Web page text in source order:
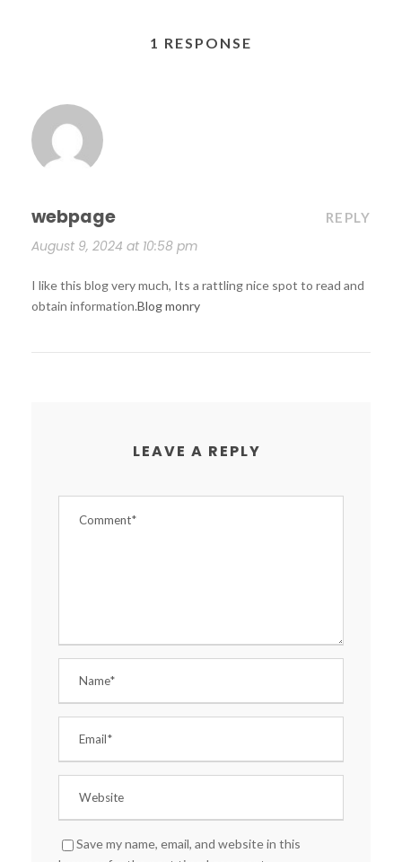
1 RESPONSE
webpage
August 9, 2024 at 10:58 pm
REPLY
I like this blog very much, Its a rattling nice spot to read and
obtain information.Blog monry
LEAVE A REPLY
Save my name, email, and website in this